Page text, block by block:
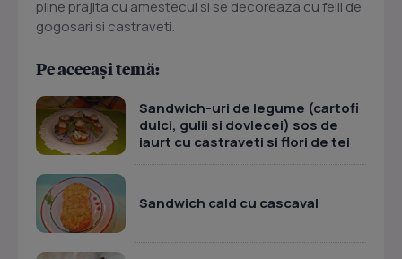
piine prajita cu amestecul si se decoreaza cu felii de
gogosari si castraveti.
Pe aceeași temă:
Sandwich-uri de legume (cartofi
dulci, gulii si dovlecei) sos de
iaurt cu castraveti si flori de tei
Sandwich cald cu cascaval